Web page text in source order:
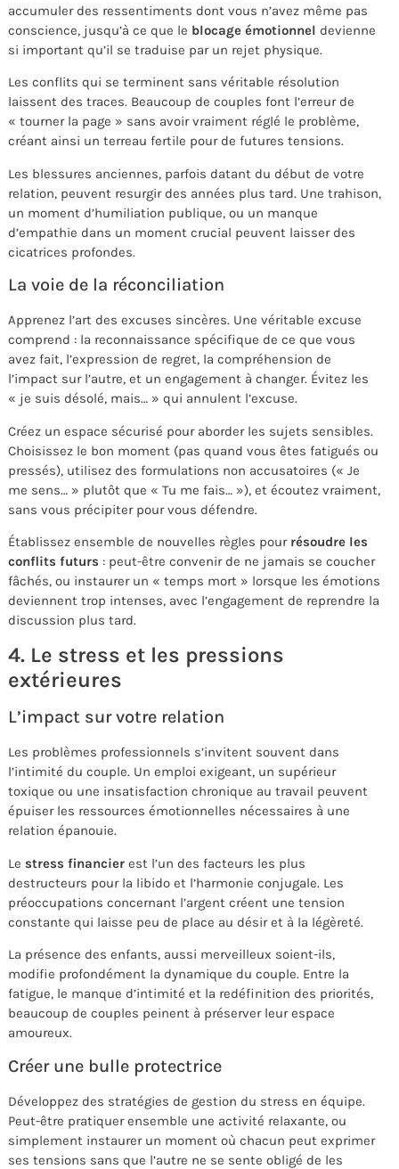
accumuler des ressentiments dont vous n’avez même pas
conscience, jusqu’à ce que le blocage émotionnel devienne
si important qu’il se traduise par un rejet physique.
Les conflits qui se terminent sans véritable résolution
laissent des traces. Beaucoup de couples font l’erreur de
« tourner la page » sans avoir vraiment réglé le problème,
créant ainsi un terreau fertile pour de futures tensions.
Les blessures anciennes, parfois datant du début de votre
relation, peuvent resurgir des années plus tard. Une trahison,
un moment d’humiliation publique, ou un manque
d’empathie dans un moment crucial peuvent laisser des
cicatrices profondes.
La voie de la réconciliation
Apprenez l’art des excuses sincères. Une véritable excuse
comprend : la reconnaissance spécifique de ce que vous
avez fait, l’expression de regret, la compréhension de
l’impact sur l’autre, et un engagement à changer. Évitez les
« je suis désolé, mais… » qui annulent l’excuse.
Créez un espace sécurisé pour aborder les sujets sensibles.
Choisissez le bon moment (pas quand vous êtes fatigués ou
pressés), utilisez des formulations non accusatoires (« Je
me sens… » plutôt que « Tu me fais… »), et écoutez vraiment,
sans vous précipiter pour vous défendre.
Établissez ensemble de nouvelles règles pour résoudre les
conflits futurs : peut-être convenir de ne jamais se coucher
fâchés, ou instaurer un « temps mort » lorsque les émotions
deviennent trop intenses, avec l’engagement de reprendre la
discussion plus tard.
4. Le stress et les pressions
extérieures
L’impact sur votre relation
Les problèmes professionnels s’invitent souvent dans
l’intimité du couple. Un emploi exigeant, un supérieur
toxique ou une insatisfaction chronique au travail peuvent
épuiser les ressources émotionnelles nécessaires à une
relation épanouie.
Le stress financier est l’un des facteurs les plus
destructeurs pour la libido et l’harmonie conjugale. Les
préoccupations concernant l’argent créent une tension
constante qui laisse peu de place au désir et à la légèreté.
La présence des enfants, aussi merveilleux soient-ils,
modifie profondément la dynamique du couple. Entre la
fatigue, le manque d’intimité et la redéfinition des priorités,
beaucoup de couples peinent à préserver leur espace
amoureux.
Créer une bulle protectrice
Développez des stratégies de gestion du stress en équipe.
Peut-être pratiquer ensemble une activité relaxante, ou
simplement instaurer un moment où chacun peut exprimer
ses tensions sans que l’autre ne se sente obligé de les